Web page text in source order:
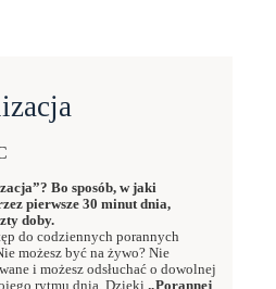
Bo sposób, w jaki
pierwsze 30 minut dnia,
doby.
do codziennych porannych
możesz być na żywo? Nie
i możesz odsłuchać o dowolnej
rytmu dnia. Dzięki „Porannej